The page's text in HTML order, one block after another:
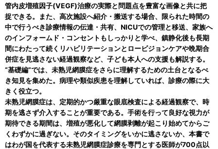
管内皮増殖因子(VEGF)治療の実際と問題点を豊富な画像と共に把
捉できる。また、高次施設へ紹介・搬送する場合、限られた時間の
中で行うべき診療情報の伝達・共有、NICUでの管理と移送、家族へ
のインフォームド・コンセントもしっかりと学べ、鎮静化後も長期
間にわたって続くリハビリテーションとロービジョンケアや晩期合
併症を見逃さない経過観察など、子ども本人への支援も解説する。
“基礎編”では、未熟児網膜症をさらに理解するための土台となるべ
き知見を集めた。病理や類似疾患を理解していれば、診療の際に大
きく役立つ。
未熟児網膜症は、定期的かつ厳重な眼底検査による経過観察で、時
期を逃さず介入することが重要である。手術を行って良好な視力が
期待できる期間は、増殖が悪化して網膜剥離が起こり始めてからご
くわずかに過ぎない。そのタイミングをいかに逃さないか、本書で
はわが国を代表する未熟児網膜症診療を専門とする医師が700点以